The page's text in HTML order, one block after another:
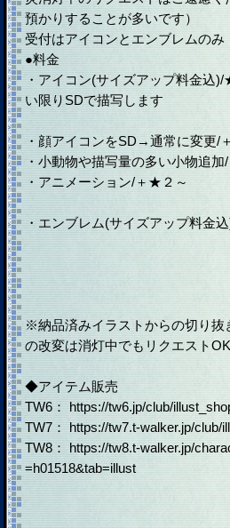
預かりすることが多いです）
受付はアイコンとエンブレムのみ
●料金
・アイコン(サイズアップ料金
い限りSDで描写します
・顔アイコンをSD→通常に変更/
・小動物や描写量の多い小物追
・アニメーション/＋★２～
・エンブレム(サイズアップ料金
※納品済みイラストからの切り抜
の改変は消灯中でもリクエスト
◆アイテム販売
TW6： https://tw6.jp/club/
TW7： https://tw7.t-walker.jp/club/
TW8： https://tw8.t-walker.jp/
=h01518&tab=illust